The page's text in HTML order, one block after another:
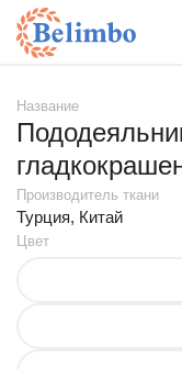
Название
Производитель ткани
Турция, Китай
Цвет